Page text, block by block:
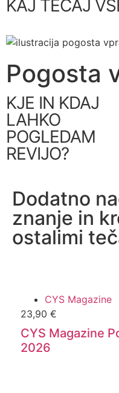
KAJ TEČAJ
Pogosta
KJE IN KDAJ
LAHKO
POGLEDAM
REVIJO?
Dodatno
znanje in
ostalimi
CYS Magazine
23,90 €
CYS Magazine
2026